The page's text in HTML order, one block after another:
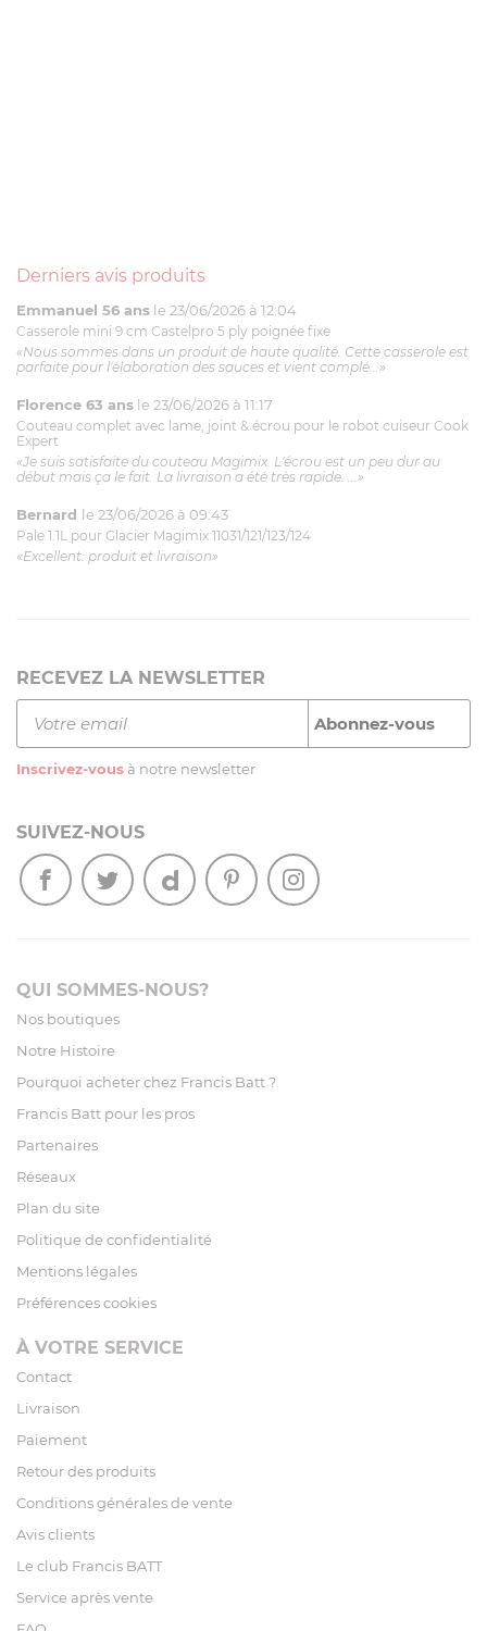
Derniers avis produits
Emmanuel 56 ans le 23/06/2026 à 12:04
Casserole mini 9 cm Castelpro 5 ply poignée fixe
«Nous sommes dans un produit de haute qualité. Cette casserole est
parfaite pour l'élaboration des sauces et vient complé...»
Florence 63 ans le 23/06/2026 à 11:17
Couteau complet avec lame, joint & écrou pour le robot cuiseur Cook
Expert
«Je suis satisfaite du couteau Magimix. L'écrou est un peu dur au
début mais ça le fait. La livraison a été très rapide. ...»
Bernard le 23/06/2026 à 09:43
Pale 1.1L pour Glacier Magimix 11031/121/123/124
«Excellent: produit et livraison»
RECEVEZ LA NEWSLETTER
Inscrivez-vous à notre newsletter
SUIVEZ-NOUS
QUI SOMMES-NOUS?
Nos boutiques
Notre Histoire
Pourquoi acheter chez Francis Batt ?
Francis Batt pour les pros
Partenaires
Réseaux
Plan du site
Politique de confidentialité
Mentions légales
Préférences cookies
À VOTRE SERVICE
Contact
Livraison
Paiement
Retour des produits
Conditions générales de vente
Avis clients
Le club Francis BATT
Service après vente